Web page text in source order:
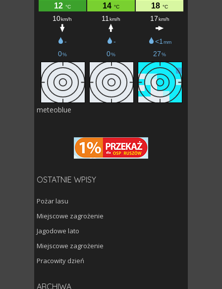
meteoblue
OSTATNIE WPISY
Pożar lasu
Miejscowe zagrożenie
Jagodowe lato
Miejscowe zagrożenie
Pracowity dzień
ARCHIWA
Archiwa